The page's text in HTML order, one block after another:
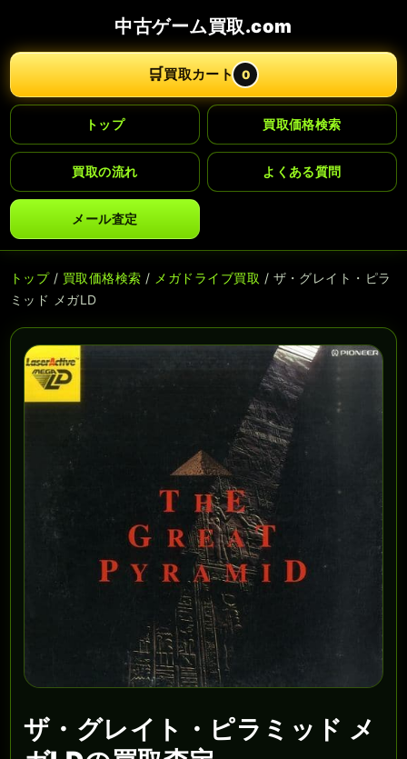
中古ゲーム買取.com
🛒買取カート 0
トップ 買取価格検索
買取の流れ よくある質問
メール査定
トップ/ 買取価格検索 / メガドライブ買取 / ザ・グレイト・ピラ
ミッド メガLD
ザ・グレイト・ピラミッド メ